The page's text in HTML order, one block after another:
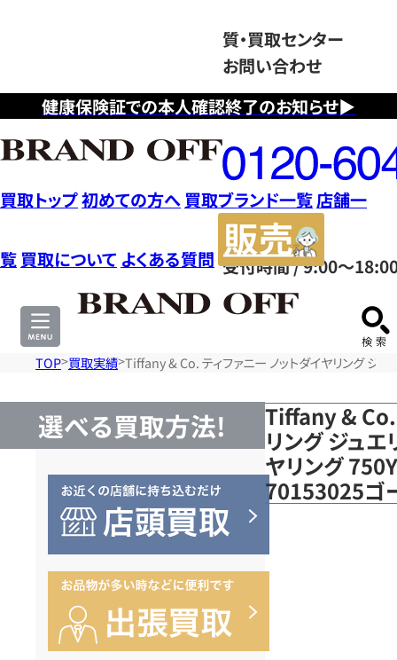
健康保険証での本人確認終了のお知らせ▶
質・買取センター
お問い合わせ
フ
リ
ー
ダ
イ
ヤ
ル
0120604117
受付時間 / 9:00～
買取トップ初めての方へ 買取ブランド一覧店舗一
覧 買取について よくある質問
サ
TOP 買取実績 Tiffany & Co. ティファニー ノットダイヤリング ジ
選べる買取方法!
Tiffany & Co.
リング ジュエ
ヤリング
70153025ゴ